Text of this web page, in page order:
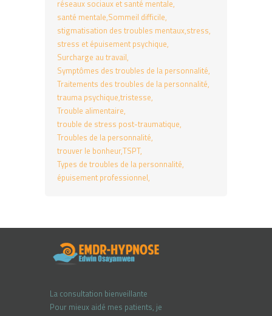
réseaux sociaux et santé mentale
santé mentale Sommeil difficile
stigmatisation des troubles mentaux stress
stress et épuisement psychique
Surcharge au travail
Symptômes des troubles de la personnalité
Traitements des troubles de la personnalité
trauma psychique tristesse
Trouble alimentaire
trouble de stress post-traumatique
Troubles de la personnalité
trouver le bonheurTSPT
Types de troubles de la personnalité
épuisement professionnel
La consultation bienveillante
Pour mieux aidé mes patients, je